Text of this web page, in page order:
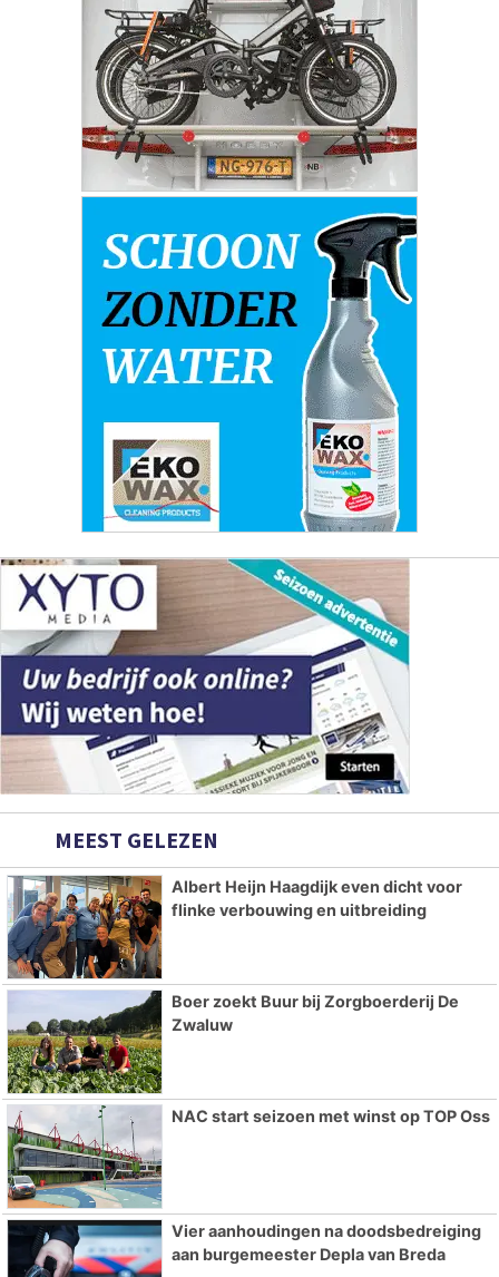
MEEST GELEZEN
Albert Heijn Haagdijk even dicht voor
flinke verbouwing en uitbreiding
Boer zoekt Buur bij Zorgboerderij De
Zwaluw
NAC start seizoen met winst op TOP Oss
Vier aanhoudingen na doodsbedreiging
aan burgemeester Depla van Breda